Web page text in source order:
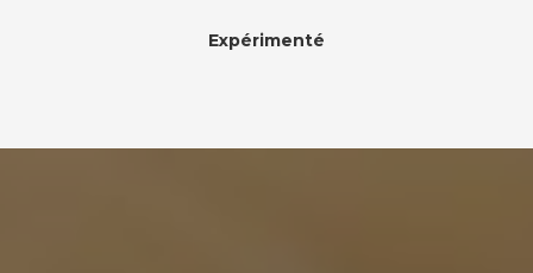
Expérimenté